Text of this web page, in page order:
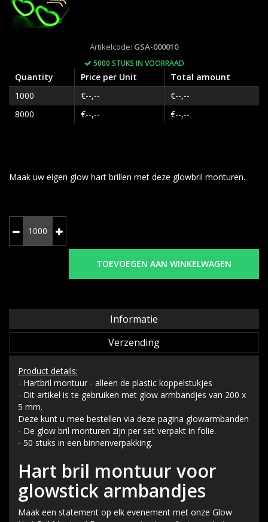
Artikelcode: GSA-000010
5000 STUKS IN VOORRAAD
Quantity Price per Unit
Total amount
1000
€--,--
€--,--
8000
€--,-- €--,--
Maak uw eigen glow hart brillen met deze glowbril monturen.
TOEVOEGEN AAN WINKELWAGEN
Informatie
Verzending
Product details:
- Hartbril montuur - alleen de plastic koppelstukjes
- Dit artikel is te gebruiken met glow armbandjes van 200 x
5 mm.
Deze kunt u mee bestellen via deze pagina glowarmbanden
- De glow bril monturen zijn per set verpakt in folie.
- 50 stuks in een binnenverpakking.
Hart bril montuur voor
glowstick armbandjes
Maak een statement op elk evenement met onze Glow